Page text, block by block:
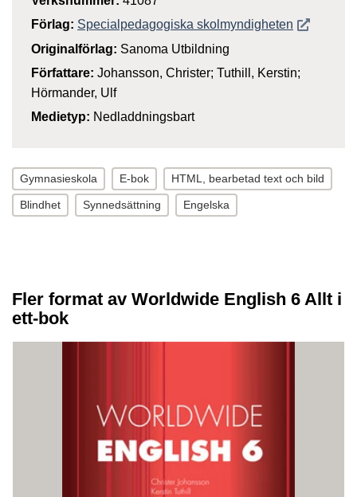
Förlag: Specialpedagogiska skolmyndigheten Öppnas i
Originalförlag: Sanoma Utbildning
Författare: Johansson, Christer; Tuthill, Kerstin;
Hörmander, Ulf
Medietyp: Nedladdningsbart
Gymnasieskola E-bok HTML, bearbetad text och bild
Blindhet Synnedsättning Engelska
Fler format av Worldwide English 6 Allt i
ett-bok